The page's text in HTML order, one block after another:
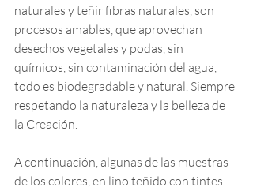
naturales y teñir fibras naturales, son
procesos amables, que aprovechan
desechos vegetales y podas, sin
químicos, sin contaminación del agua,
todo es biodegradable y natural. Siempre
respetando la naturaleza y la belleza de
la Creación.
A continuación, algunas de las muestras
de los colores, en lino teñido con tintes